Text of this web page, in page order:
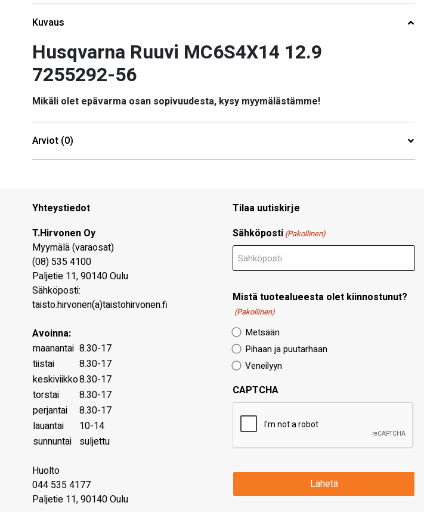
Kuvaus
Husqvarna Ruuvi MC6S4X14 12.9
7255292-56
Mikäli olet epävarma osan sopivuudesta, kysy myymälästämme!
Arviot (0)
Yhteystiedot
T.Hirvonen Oy
Myymälä (varaosat)
(08) 535 4100
Paljetie 11,90140Oulu
Sähköposti:
taisto.hirvonen(a)taistohirvonen.fi
Avoinna:
maanantai 8.30-17
tiistai
8.30-17
keskiviikko8.30-17
torstai
8.30-17
perjantai
8.30-17
lauantai
10-14
sunnuntai suljettu
Huolto
044 535 4177
Paljetie 11, 90140 Oulu
Tilaa uutiskirje
Sähköposti (Pakollinen)
Mistä tuotealueesta olet kiinnostunut?
(Pakollinen)
Metsään
Pihaan ja puutarhaan
Veneilyyn
CAPTCHA